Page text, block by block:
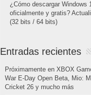
¿Cómo descargar Windows
oficialmente y gratis?
(32 bits / 64 bits)
Entradas recientes
Próximamente en XBOX
War E-Day Open Beta, Mio:
Cricket 26 y mucho más